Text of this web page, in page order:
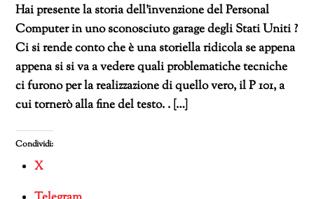
Hai presente la storia dell’invenzione del Personal
Computer in uno sconosciuto garage degli Stati Uniti ?
Ci si rende conto che è una storiella ridicola se appena
appena si si va a vedere quali problematiche tecniche
ci furono per la realizzazione di quello vero, il P 101, a
cui tornerò alla fine del testo. . […]
Condividi:
X